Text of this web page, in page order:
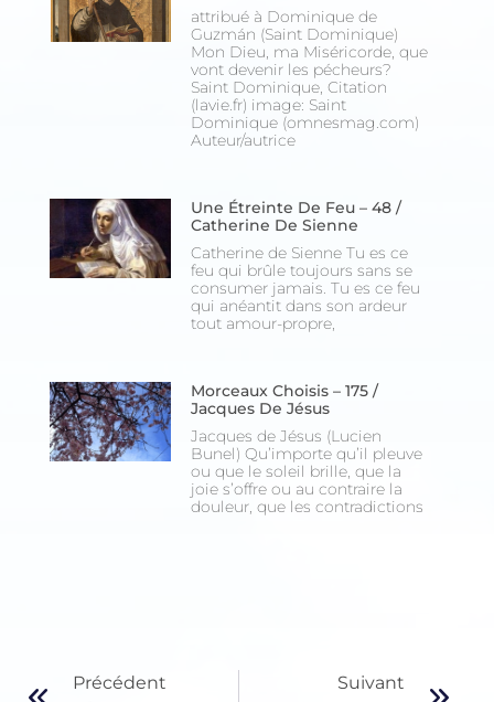
attribué à Dominique de
Guzmán (Saint Dominique)
Mon Dieu, ma Miséricorde, que
vont devenir les pécheurs?
Saint Dominique, Citation
(lavie.fr) image: Saint
Dominique (omnesmag.com)
Auteur/autrice
Une Étreinte De Feu – 48 /
Catherine De Sienne
Catherine de Sienne Tu es ce
feu qui brûle toujours sans se
consumer jamais. Tu es ce feu
qui anéantit dans son ardeur
tout amour-propre,
Morceaux Choisis – 175 /
Jacques De Jésus
Jacques de Jésus (Lucien
Bunel) Qu’importe qu’il pleuve
ou que le soleil brille, que la
joie s’offre ou au contraire la
douleur, que les contradictions
Précédent Suivant